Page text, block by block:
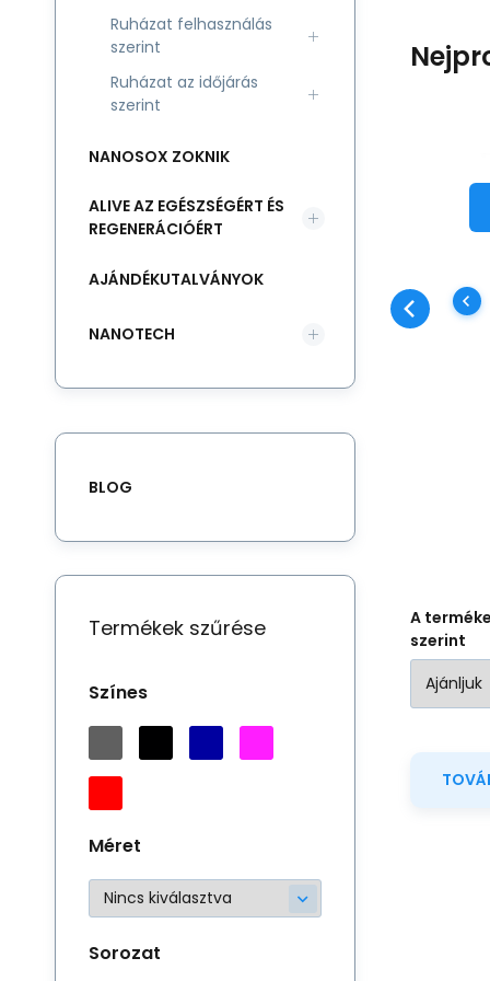
A
szerint
Ruházat felhasználás
szerint
Ruházat az időjárás
szerint
NANOSOX ZOKNIK
ALIVE AZ EGÉSZSÉGÉRT ÉS
REGENERÁCIÓÉRT
AJÁNDÉKUTALVÁNYOK
NANOTECH
BLOG
Termékek szűrése
Színes
Méret
Sorozat